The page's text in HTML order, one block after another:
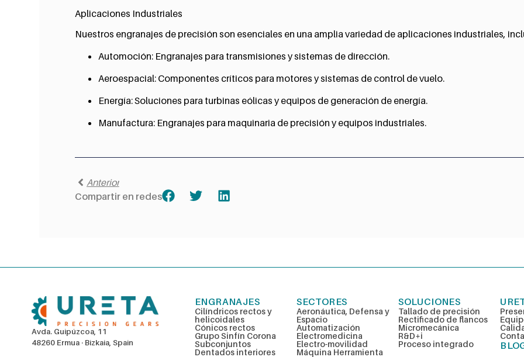
Aplicaciones Industriales
Nuestros engranajes de precisión son esenciales en una amplia variedad de aplicaciones industriales,
Automoción: Engranajes para transmisiones y sistemas de dirección.
Aeroespacial: Componentes críticos para motores y sistemas de control de vuelo.
Energía: Soluciones para turbinas eólicas y equipos de generación de energía.
Manufactura: Engranajes para maquinaria de precisión y equipos industriales.
Anterior
Compartir en redes
Avda. Guipúzcoa, 11
48260 Ermua · Bizkaia, Spain
ENGRANAJES
Cilíndricos rectos y
helicoidales
Cónicos rectos
Grupo Sinfín Corona
Subconjuntos
Dentados interiores
SECTORES
Aeronáutica, Defensa y
Espacio
Automatización
Electromedicina
Electro-movilidad
Máquina Herramienta
SOLUCIONES
Tallado de precisión
Rectificado de flancos
Micromecánica
R&D+i
Proceso integrado